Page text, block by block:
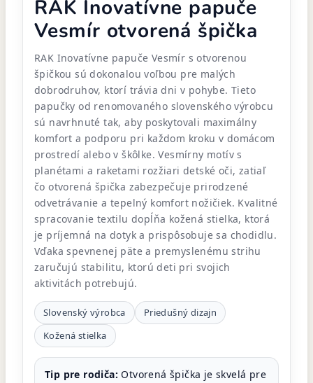
RAK Inovatívne papuče
Vesmír otvorená špička
RAK Inovatívne papuče Vesmír s otvorenou
špičkou sú dokonalou voľbou pre malých
dobrodruhov, ktorí trávia dni v pohybe. Tieto
papučky od renomovaného slovenského výrobcu
sú navrhnuté tak, aby poskytovali maximálny
komfort a podporu pri každom kroku v domácom
prostredí alebo v škôlke. Vesmírny motív s
planétami a raketami rozžiari detské oči, zatiaľ
čo otvorená špička zabezpečuje prirodzené
odvetrávanie a tepelný komfort nožičiek. Kvalitné
spracovanie textilu dopĺňa kožená stielka, ktorá
je príjemná na dotyk a prispôsobuje sa chodidlu.
Vďaka spevnenej päte a premyslenému strihu
zaručujú stabilitu, ktorú deti pri svojich
aktivitách potrebujú.
Slovenský výrobca
Priedušný dizajn
Kožená stielka
Tip pre rodiča: Otvorená špička je skvelá pre